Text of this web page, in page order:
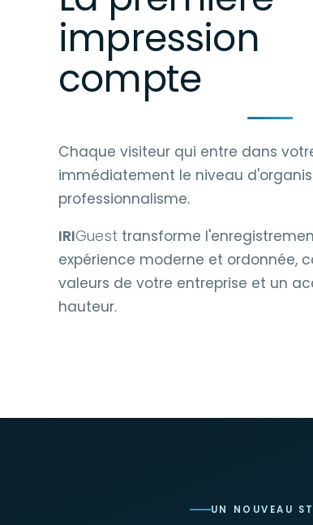
impression
compte
Chaque visiteur qui entre dans
immédiatement le niveau
professionnalisme.
IRIGuest transforme
expérience moderne et ordonnée,
valeurs de votre entreprise et un
hauteur.
UN NOUVEAU